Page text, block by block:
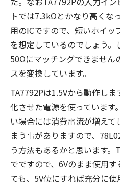
トでは7.3kΩとかなり高くな
用のICですので、短いホイッ
を想定しているのでしょう
50Ωにマッチングできません
スを変換しています。
TA7792Pは1.5Vから動作し
化させた電源を使っています
い場合には消費電流が増え
まう事がありますので、
う方法もあるかと思います。
でですので、6Vのまま使用
ても、5V位にすれば充分に使